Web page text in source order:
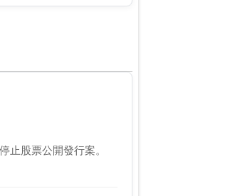
止股票公開發行案。